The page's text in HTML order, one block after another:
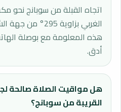
اتجاه القبلة من سوبانج نحو
الغربي بزاوية
هذه المعلومة مع بوصلة
أدق.
هل مواقيت الصلاة صالحة
القريبة من سوبانج؟